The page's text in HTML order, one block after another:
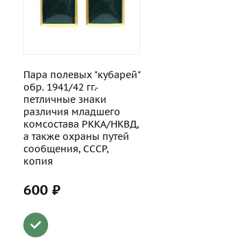
Пара полевых "кубарей"
обр. 1941/42 гг.-
петличные знаки
различия младшего
комсостава РККА/НКВД,
а также охраны путей
сообщения, СССР,
копия
600 ₽